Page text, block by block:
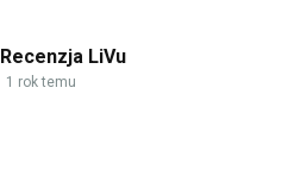
Recenzja LiVu
1 rok temu